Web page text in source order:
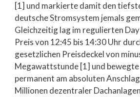
[1] und markierte damit den
deutsche Stromsystem jemals
Gleichzeitig lag im regulierten
Preis von 12:45 bis 14:30 Uhr
gesetzlichen Preisdeckel von
Megawattstunde [1] und bewegte
permanent am absoluten
Millionen dezentraler